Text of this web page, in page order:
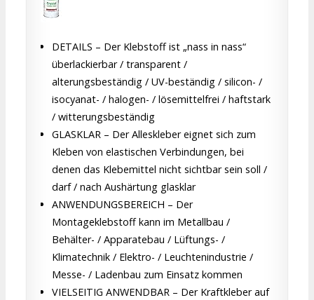
DETAILS – Der Klebstoff ist „nass in nass“
überlackierbar / transparent /
alterungsbeständig / UV-beständig / silicon- /
isocyanat- / halogen- / lösemittelfrei / haftstark
/ witterungsbeständig
GLASKLAR – Der Alleskleber eignet sich zum
Kleben von elastischen Verbindungen, bei
denen das Klebemittel nicht sichtbar sein soll /
darf / nach Aushärtung glasklar
ANWENDUNGSBEREICH – Der
Montageklebstoff kann im Metallbau /
Behälter- / Apparatebau / Lüftungs- /
Klimatechnik / Elektro- / Leuchtenindustrie /
Messe- / Ladenbau zum Einsatz kommen
VIELSEITIG ANWENDBAR – Der Kraftkleber auf